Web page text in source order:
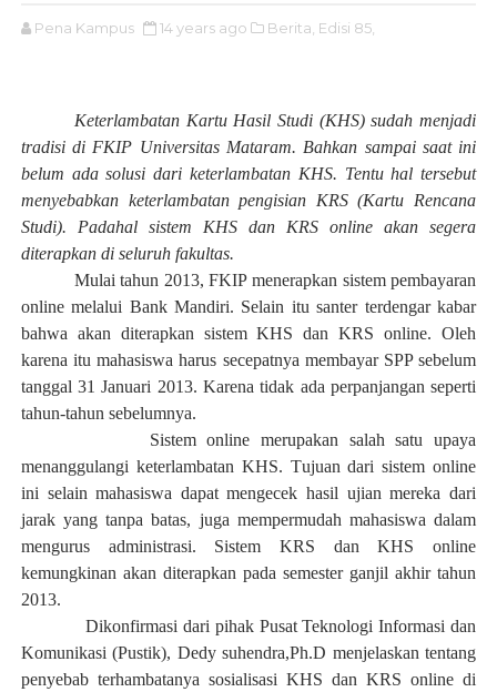
Pena Kampus 14 years ago Berita, Edisi 85,
Keterlambatan Kartu HasilStudi (KHS)sudah menjadi
tradisidi FKIP Universitas Mataram. Bahkan sampai saat ini
belum ada solusi dari keterlambatan KHS. Tentu hal tersebut
menyebabkan keterlambatan pengisian KRS(Kartu Rencana
Studi). Padahal sistem KHS dan KRSonline akan segera
diterapkan di seluruh fakultas.
Mulai tahun 2013, FKIP menerapkan sistem pembayaran
online melalui Bank Mandiri. Selain itu santer terdengar kabar
bahwa akan diterapkan sistem KHS dan KRS online. Oleh
karena itu mahasiswa harus secepatnya membayar SPP sebelum
tanggal 31 Januari 2013. Karena tidak ada perpanjangan seperti
tahun-tahun sebelumnya.
Sistem online merupakan salah satu upaya
menanggulangi keterlambatan KHS. Tujuan darisistem online
ini selain mahasiswa dapat mengecek hasil ujian mereka dari
jarak yang tanpa batas, juga mempermudah mahasiswadalam
mengurus
administrasi. Sistem KRS dan KHS online
kemungkinan akan diterapkan padasemester ganjil akhir tahun
2013.
Dikonfirmasi dari pihak Pusat Teknologi Informasi dan
Komunikasi(Pustik), Dedy suhendra,Ph.D menjelaskan tentang
penyebab terhambatanya sosialisasi KHS dan KRS online di